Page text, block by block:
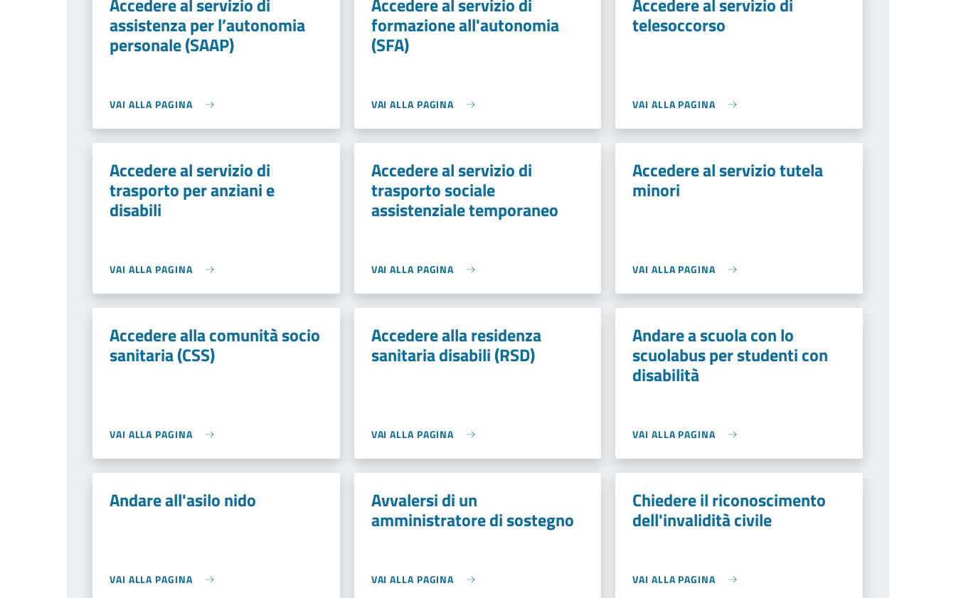
assistenza per l’autonomia
personale (SAAP)
VAI ALLA PAGINA
formazione all'autonomia
(SFA)
VAI ALLA PAGINA
telesoccorso
VAI ALLA PAGINA
Accedere al servizio di
trasporto per anziani e
disabili
VAI ALLA PAGINA
Accedere al servizio di
trasporto sociale
assistenziale temporaneo
VAI ALLA PAGINA
Accedere al servizio tutela
minori
VAI ALLA PAGINA
Accedere alla comunità socio
sanitaria (CSS)
VAI ALLA PAGINA
Accedere alla residenza
sanitaria disabili (RSD)
VAI ALLA PAGINA
Andare a scuola con lo
scuolabus per studenti con
disabilità
VAI ALLA PAGINA
Andare all'asilo nido
VAI ALLA PAGINA
Avvalersi di un
amministratore di sostegno
VAI ALLA PAGINA
Chiedere il riconoscimento
dell'invalidità civile
VAI ALLA PAGINA